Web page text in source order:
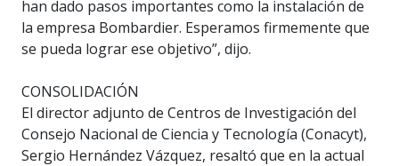
han dado pasos importantes como la instalación de
la empresa Bombardier. Esperamos firmemente que
se pueda lograr ese objetivo”, dijo.
CONSOLIDACIÓN
El director adjunto de Centros de Investigación del
Consejo Nacional de Ciencia y Tecnología (Conacyt),
Sergio Hernández Vázquez, resaltó que en la actual